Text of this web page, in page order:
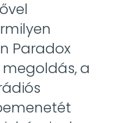
Paradox
megoldás, a